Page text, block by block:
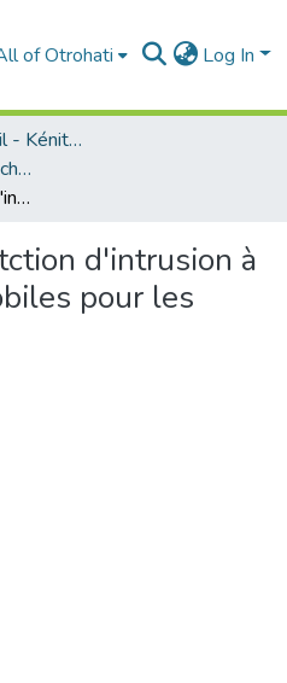
of Otrohati Log In
Université Ibn Tofail - Kénitra
CEDoc en Sciences et Techniques et Sciences Médicales (CED - STSM)
Systéme de dététction d'intrusion à base d'argent mobiles pour les réseaux ADHA
d'intrusion à
pour les